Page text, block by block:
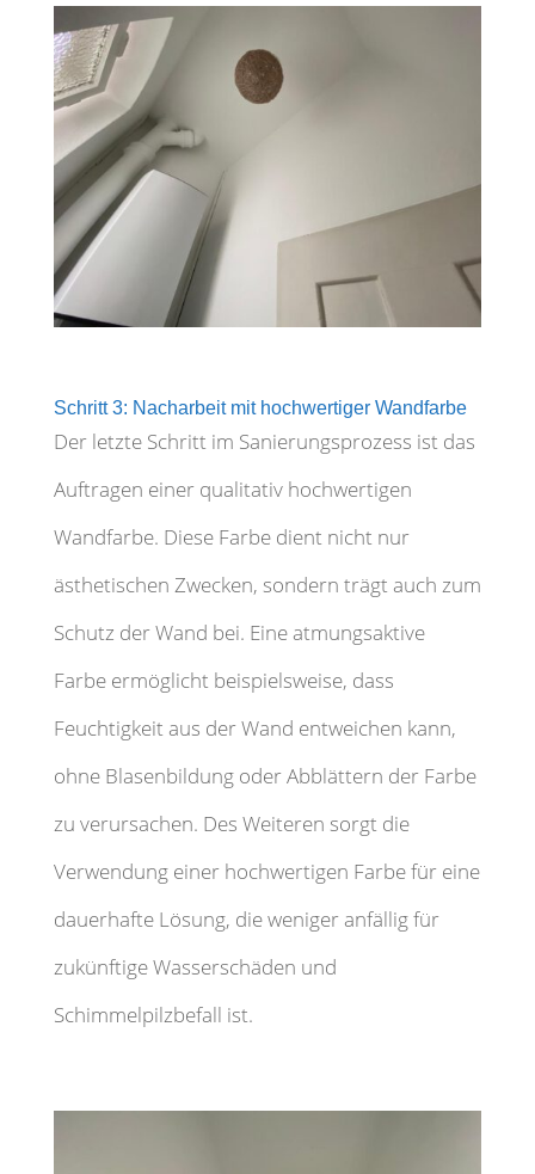
Schritt 3: Nacharbeit mit hochwertiger Wandfarbe
Der letzte Schritt im Sanierungsprozess ist das
Auftragen einer qualitativ hochwertigen
Wandfarbe. Diese Farbe dient nicht nur
ästhetischen Zwecken, sondern trägt auch zum
Schutz der Wand bei. Eine atmungsaktive
Farbe ermöglicht beispielsweise, dass
Feuchtigkeit aus der Wand entweichen kann,
ohne Blasenbildung oder Abblättern der Farbe
zu verursachen. Des Weiteren sorgt die
Verwendung einer hochwertigen Farbe für eine
dauerhafte Lösung, die weniger anfällig für
zukünftige Wasserschäden und
Schimmelpilzbefall ist.